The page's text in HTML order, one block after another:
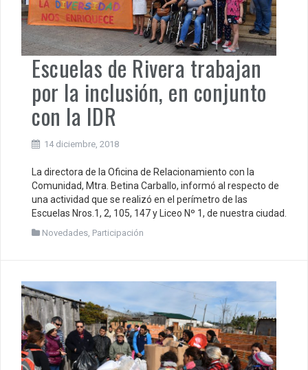
Escuelas de Rivera trabajan
por la inclusión, en conjunto
con la IDR
14 diciembre, 2018
La directora de la Oficina de Relacionamiento con la
Comunidad, Mtra. Betina Carballo, informó al respecto de
una actividad que se realizó en el perímetro de las
Escuelas Nros.1, 2, 105, 147 y Liceo Nº 1, de nuestra ciudad.
Novedades Participación